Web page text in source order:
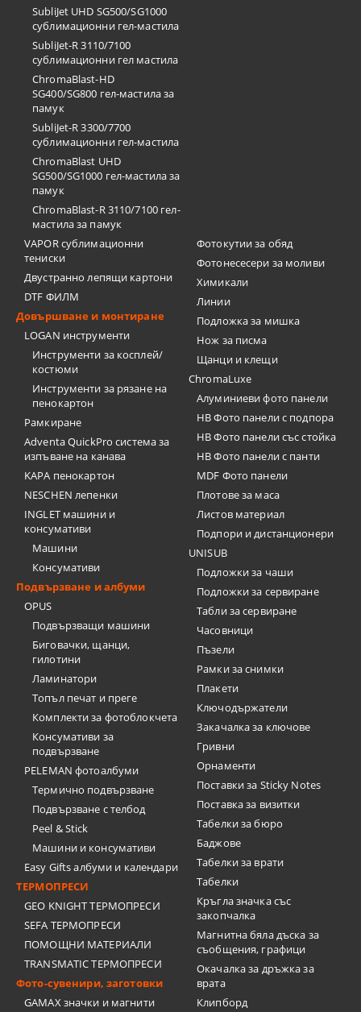
SubliJet UHD SG500/SG1000
сублимационни гел-мастила
SubliJet-R 3110/7100
сублимационни гел мастила
ChromaBlast-HD
SG400/SG800 гел-мастила за
памук
SubliJet-R 3300/7700
сублимационни гел-мастила
ChromaBlast UHD
SG500/SG1000 гел-мастила за
памук
ChromaBlast-R 3110/7100 гел-
мастила за памук
VAPOR сублимационни
тениски
Двустранно лепящи картони
DTF ФИЛМ
Довършване и монтиране
LOGAN инструменти
Инструменти за косплей/
костюми
Инструменти за рязане на
пенокартон
Рамкиране
Adventa QuickPro система за
изпъване на канава
KAPA пенокартон
NESCHEN лепенки
INGLET машини и
консумативи
Машини
Консумативи
Подвързване и албуми
OPUS
Подвързващи машини
Биговачки, щанци,
гилотини
Ламинатори
Топъл печат и преге
Комплекти за фотоблокчета
Консумативи за
подвързване
PELEMAN фотоалбуми
Термично подвързване
Подвързване с телбод
Peel & Stick
Машини и консумативи
Easy Gifts албуми и календари
ТЕРМОПРЕСИ
GEO KNIGHT ТЕРМОПРЕСИ
SEFA ТЕРМОПРЕСИ
ПОМОЩНИ МАТЕРИАЛИ
TRANSMATIC ТЕРМОПРЕСИ
Фото-сувенири, заготовки
GAMAX значки и магнити
Фотокутии за обяд
Фотонесесери за моливи
Химикали
Линии
Подложка за мишка
Нож за писма
Щанци и клещи
ChromaLuxe
Алуминиеви фото панели
HB Фото панели с подпора
HB Фото панели със стойка
HB Фото панели с панти
MDF Фото панели
Плотове за маса
Листов материал
Подпори и дистанционери
UNISUB
Подложки за чаши
Подложки за сервиране
Табли за сервиране
Часовници
Пъзели
Рамки за снимки
Плакети
Ключодържатели
Закачалка за ключове
Гривни
Орнаменти
Поставки за Sticky Notes
Поставка за визитки
Tабелки за бюро
Баджове
Табелки за врати
Табелки
Кръгла значка със
закопчалка
Магнитна бяла дъска за
съобщения, графици
Окачалка за дръжка за
врата
Клипборд